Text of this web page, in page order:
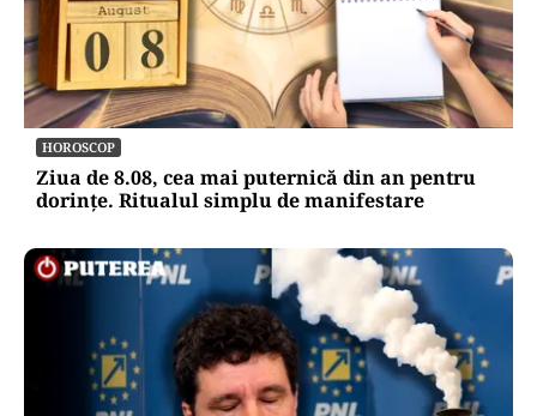
HOROSCOP
Ziua de 8.08, cea mai puternică din an pentru
dorințe. Ritualul simplu de manifestare